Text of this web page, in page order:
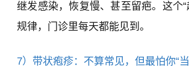
继发感染，恢复慢、甚至留疤。这个“
规律，门诊里每天都能见到。
7）带状疱疹：不算常见，但最怕你“